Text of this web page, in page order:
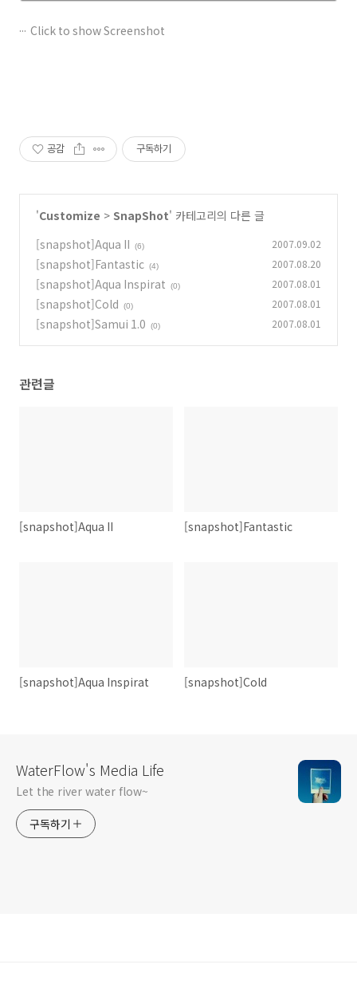
Click to show Screenshot
공감 구독하기
'Customize > SnapShot' 카테고리의 다른 글
[snapshot]Aqua II
(6) 2007.09.02
[snapshot]Fantastic (4) 2007.08.20
[snapshot]Aqua Inspirat (0) 2007.08.01
[snapshot]Cold (0) 2007.08.01
[snapshot]Samui 1.0 (0) 2007.08.01
관련글
[snapshot]Aqua II [snapshot]Fantastic
[snapshot]Aqua Inspirat [snapshot]Cold
WaterFlow's Media Life
Let the river water flow~
구독하기